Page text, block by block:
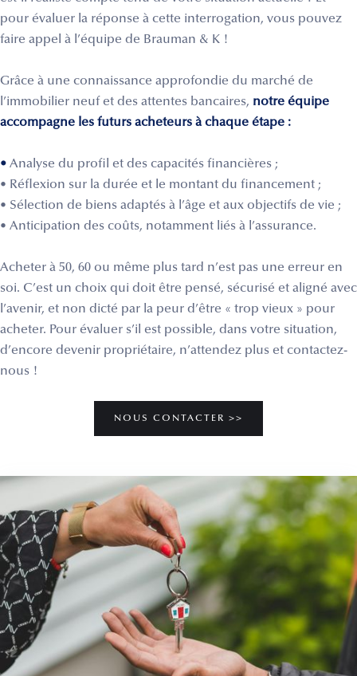
pour évaluer la réponse à cette interrogation, vous pouvez
faire appel à l’équipe de Brauman & K !
Grâce à une connaissance approfondie du marché de
l’immobilier neuf et des attentes bancaires, notre équipe
accompagne les futurs acheteurs à chaque étape :
• Analyse du profil et des capacités financières ;
• Réflexion sur la durée et le montant du financement ;
• Sélection de biens adaptés à l’âge et aux objectifs de vie ;
• Anticipation des coûts, notamment liés à l’assurance.
Acheter à 50, 60 ou même plus tard n’est pas une erreur en
soi. C’est un choix qui doit être pensé, sécurisé et aligné avec
l’avenir, et non dicté par la peur d’être « trop vieux » pour
acheter. Pour évaluer s’il est possible, dans votre situation,
d’encore devenir propriétaire, n’attendez plus et contactez-
nous !
NOUS CONTACTER >>